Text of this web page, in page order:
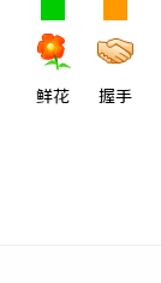
鲜花 握手